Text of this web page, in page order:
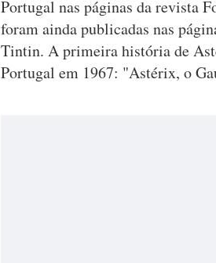
Portugal nas páginas da revista
foram ainda publicadas nas
Tintin. A primeira história de
Portugal em 1967: "Astérix, o